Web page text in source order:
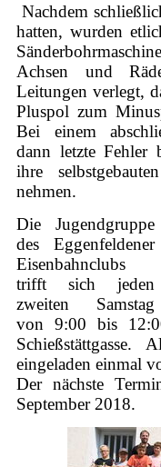
Nachdem
hatten, wurden
Achsen und
Leitungen verlegt,
Pluspol zum
Bei einem
dann letzte Fehler
ihre
nehmen.
Die Jugendgruppe
des Eggenfeldener
Eisenbahnclubs
trifft sich jeden
zweiten Samstag
von 9:00 bis
Schießstättgasse.
eingeladen einmal
Der nächste
September 2018.